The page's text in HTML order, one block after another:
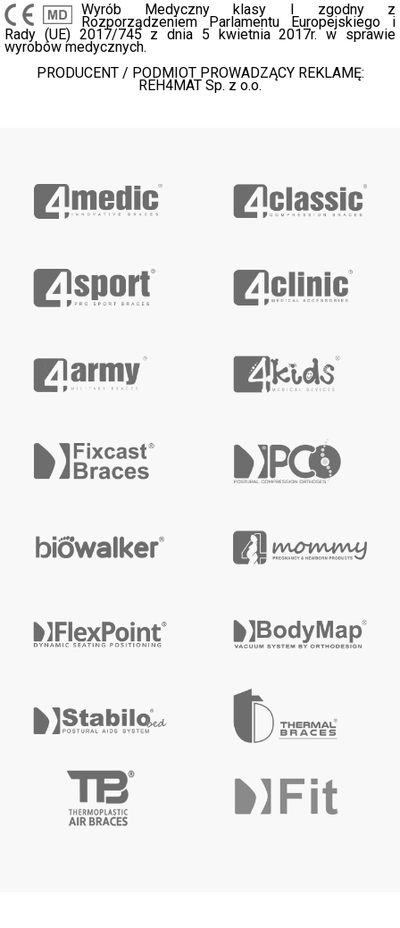
Wyrób Medyczny klasy I zgodny z
Rozporządzeniem Parlamentu Europejskiego i
Rady (UE) 2017/745 z dnia 5 kwietnia 2017r. w sprawie
wyrobów medycznych.
PRODUCENT / PODMIOT PROWADZĄCY REKLAMĘ:
REH4MAT Sp. z o.o.